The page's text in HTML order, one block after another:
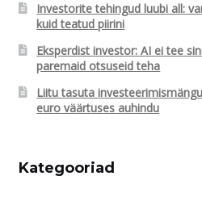
Investorite tehingud luubi all:
kuid teatud piirini
Eksperdist investor: AI ei tee
paremaid otsuseid teha
Liitu tasuta
euro väärtuses auhindu
Kategooriad